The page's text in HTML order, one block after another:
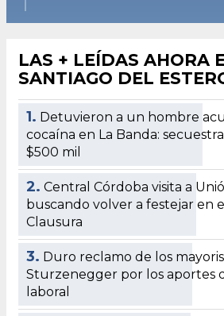
LAS + LEÍDAS AHORA
SANTIAGO DEL
1. Detuvieron a un hombre
cocaína en La Banda:
$500 mil
2. Central Córdoba visita a
buscando volver a festejar en
Clausura
3. Duro reclamo de los
Sturzenegger por los aportes
laboral